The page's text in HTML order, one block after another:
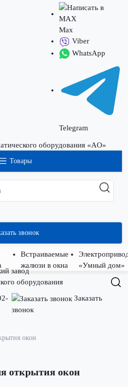
Max
Viber
WhatsApp
Telegram
Товары
звонок
Встраиваемые
жалюзи в окна
«Умный дом»
Заказать
звонок
окон
открытия окон